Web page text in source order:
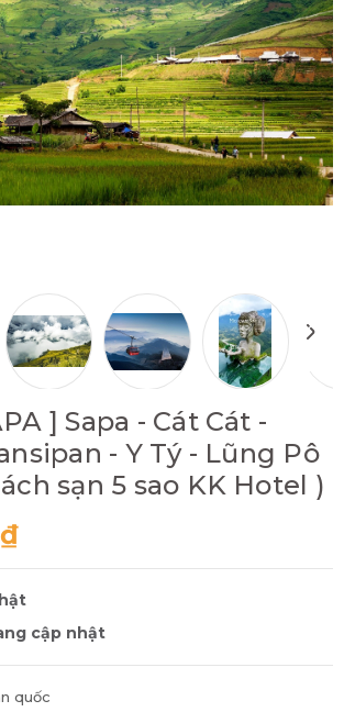
] Sapa - Cát Cát -
- Y Tý - Lũng Pô
sạn 5 sao KK Hotel )
cập nhật
quốc